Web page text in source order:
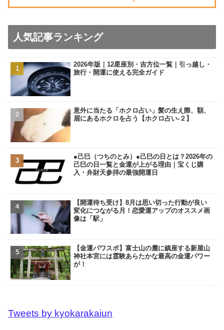
人気記事ランキング
2026年版｜12星座別・吉方位一覧｜引っ越し・
旅行・開運に使える完全ガイド
意外に当たる「ホクロ占い」髪の生え際、額、
眉にあるホクロを占う【ホクロ占い‐２】
●己巳（つちのとみ）●己巳の日とは？2026年の
己巳の日一覧と金運が上がる理由｜宝くじ購
入・弁財天参拝の最強開運日
【開運待ち受け】8月は思い切った行動が良い
変化につながる月！恋愛運アップのオススメ画
像は「駅」
【金運パワスポ】富士山の麓に鎮座する新屋山
神社本宮には霊験あらたかな最高の金運パワー
が！
Tweets by kyokarakaiun